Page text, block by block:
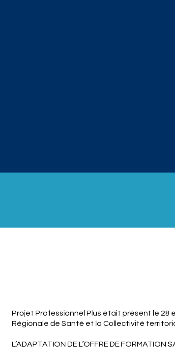
Projet Professionnel Plus était présent le 28
Régionale de Santé et la Collectivité
L’ADAPTATION DE L’OFFRE DE FORMATION